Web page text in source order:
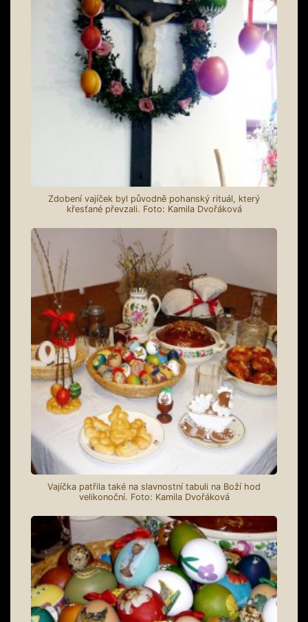
Zdobení vajíček byl původně pohanský rituál, který
křesťané převzali. Foto: Kamila Dvořáková
Vajíčka patřila také na slavnostní tabuli na Boží hod
velikonoční. Foto: Kamila Dvořáková